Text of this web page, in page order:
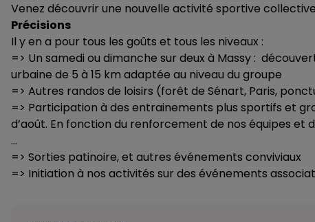
Venez découvrir une nouvelle activité sportive
Précisions
Il y en a pour tous les goûts et tous les niveaux :
=> Un samedi ou dimanche sur deux à Massy :
urbaine de 5 à 15 km adaptée au niveau du groupe
=> Autres randos de loisirs (forêt de Sénart, Paris,
=> Participation à des entrainements plus sportifs et
d’août. En fonction du renforcement de nos équipes et
…
=> Sorties patinoire, et autres événements conviviaux
=> Initiation à nos activités sur des événements